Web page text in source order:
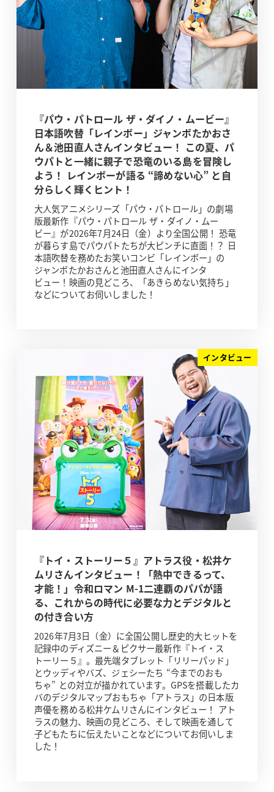
『パウ・パトロール ザ・ダイノ・ムービー』
日本語吹替「レインボー」ジャンボたかおさ
ん＆池田直人さんインタビュー！ この夏、パ
ウパトと一緒に親子で恐竜のいる島を冒険し
よう！ レインボーが語る “諦めない心” と自
分らしく輝くヒント！
大人気アニメシリーズ「パウ・パトロール」の劇場
版最新作『パウ・パトロール ザ・ダイノ・ムー
ビー』が2026年7月24日（金）より全国公開！ 恐竜
が暮らす島でパウパトたちが大ピンチに直面！？ 日
本語吹替を務めたお笑いコンビ「レインボー」の
ジャンボたかおさんと池田直人さんにインタ
ビュー！映画の見どころ、「あきらめない気持ち」
などについてお伺いしました！
インタビュー
『トイ・ストーリー５』アトラス役・松井ケ
ムリさんインタビュー！「熱中できるって、
才能！」令和ロマン M-1二連覇のパパが語
る、これからの時代に必要な力とデジタルと
の付き合い方
2026年7月3日（金）に全国公開し歴史的大ヒットを
記録中のディズニー＆ピクサー最新作『トイ・ス
トーリー５』。最先端タブレット「リリーパッド」
とウッディやバズ、ジェシーたち “今までのおも
ちゃ” との対立が描かれています。GPSを搭載したカ
バのデジタルマップおもちゃ「アトラス」の日本版
声優を務める松井ケムリさんにインタビュー！ アト
ラスの魅力、映画の見どころ、そして映画を通して
子どもたちに伝えたいことなどについてお伺いしま
した！